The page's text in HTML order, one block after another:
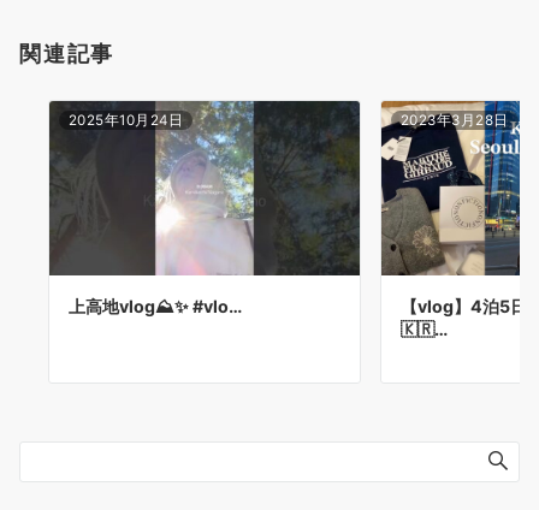
関連記事
2025年10月24日
上高地vlog⛰️✨ #vlo…
2023年3月28日
【vlog】4泊5日
🇰🇷…